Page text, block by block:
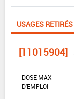
USAGES RETIRÉS
[11015904]
DOSE MAX
D'EMPLOI